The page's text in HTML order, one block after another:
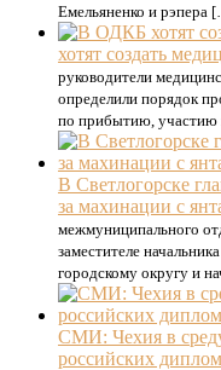
Емельяненко и рэпера
хотят создать
руководители
определили порядок
по прибытию, участию
В Светлогорске
за махинации с
межмуниципального
заместителе
городскому округу и
СМИ: Чехия в
российских